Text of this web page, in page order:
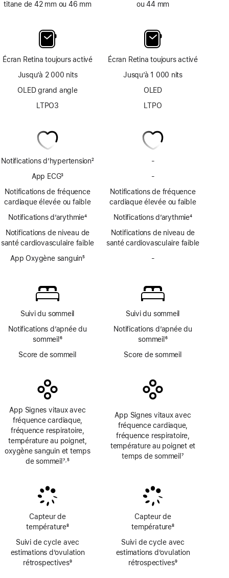
titane de 42 mm ou 46 mm
Écran Retina toujours activé
Jusqu’à 2 000 nits
OLED grand angle
LTPO3
Notifications d’hypertension
bas
de
page
2
App ECG
Note
de
bas
de
page
3
Notifications de fréquence
cardiaque élevée ou faible
Notifications d’arythmie
Note
de
bas
de
4
Notifications de niveau de
santé cardiovasculaire faible
App Oxygène sanguin
page
5
Suivi du sommeil
Notifications d’apnée du
sommeil 6
Score de sommeil
App Signes vitaux avec
fréquence cardiaque,
fréquence respiratoire,
température au poignet,
oxygène sanguin et temps
de sommeil 7,5
Capteur de
température
Note
de
bas
8
Suivi de cycle avec
estimations d’ovulation
rétrospectives9
ou 44 mm
Écran Retina toujours activé
Jusqu’à 1 000 nits
OLED
LTPO
-
d’hypertension
-
d’app
ECG
Notifications de fréquence
cardiaque élevée ou faible
Notifications d’arythmie
Note
de
bas
4
Notifications de niveau de
santé cardiovasculaire faible
-
sanguin
Suivi du sommeil
Notifications d’apnée du
sommeil 6
Score de sommeil
App Signes vitaux avec
fréquence cardiaque,
fréquence respiratoire,
température au poignet et
temps de sommeil 7
Capteur de
température
Note
de
bas
8
Suivi de cycle avec
estimations d’ovulation
rétrospectives9